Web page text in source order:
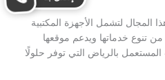
لتشمل الأجهزة المكتبية
من تنوع خدماتها ويدعم موقعها
بالرياض التي توفر حلولًا